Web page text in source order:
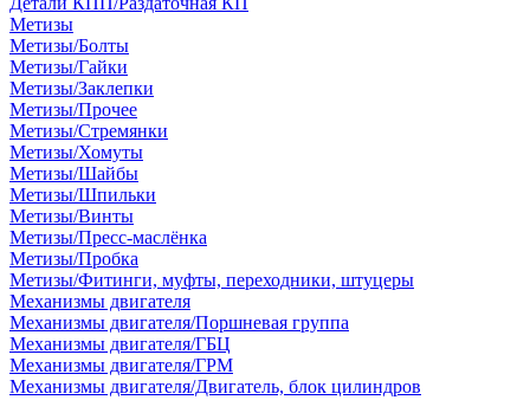
Метизы
Метизы/Болты
Метизы/Гайки
Метизы/Заклепки
Метизы/Прочее
Метизы/Стремянки
Метизы/Хомуты
Метизы/Шайбы
Метизы/Шпильки
Метизы/Винты
Метизы/Пресс-маслёнка
Метизы/Пробка
Метизы/Фитинги, муфты, переходники, штуцеры
Механизмы двигателя
Механизмы двигателя/Поршневая группа
Механизмы двигателя/ГБЦ
Механизмы двигателя/ГРМ
Механизмы двигателя/Двигатель, блок цилиндров